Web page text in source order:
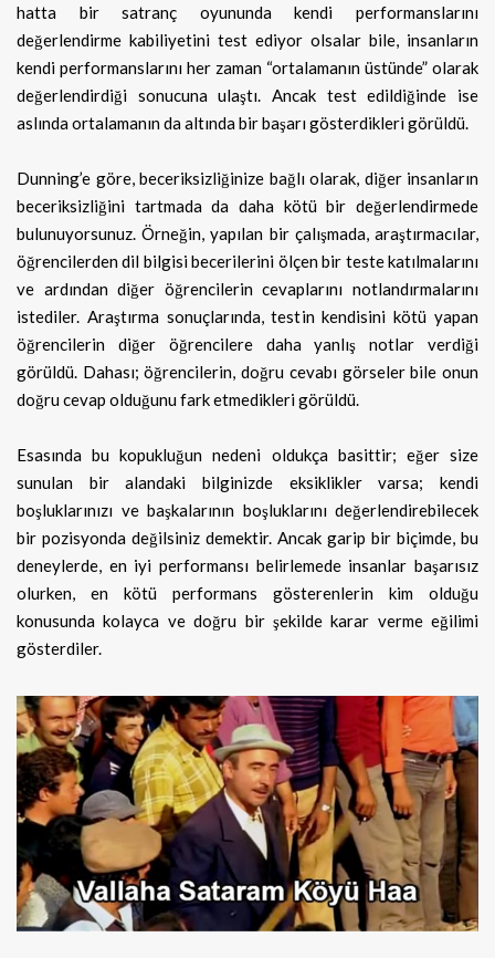
hatta bir satranç oyununda kendi performanslarını
değerlendirme kabiliyetini test ediyor olsalar bile, insanların
kendi performanslarını her zaman “ortalamanın üstünde” olarak
değerlendirdiği sonucuna ulaştı. Ancak test edildiğinde ise
aslında ortalamanın da altında bir başarı gösterdikleri görüldü.
Dunning’e göre, beceriksizliğinize bağlı olarak, diğer insanların
beceriksizliğini tartmada da daha kötü bir değerlendirmede
bulunuyorsunuz. Örneğin, yapılan bir çalışmada, araştırmacılar,
öğrencilerden dil bilgisi becerilerini ölçen bir teste katılmalarını
ve ardından diğer öğrencilerin cevaplarını notlandırmalarını
istediler. Araştırma sonuçlarında, testin kendisini kötü yapan
öğrencilerin diğer öğrencilere daha yanlış notlar verdiği
görüldü. Dahası; öğrencilerin, doğru cevabı görseler bile onun
doğru cevap olduğunu fark etmedikleri görüldü.
Esasında bu kopukluğun nedeni oldukça basittir; eğer size
sunulan bir alandaki bilginizde eksiklikler varsa; kendi
boşluklarınızı ve başkalarının boşluklarını değerlendirebilecek
bir pozisyonda değilsiniz demektir. Ancak garip bir biçimde, bu
deneylerde, en iyi performansı belirlemede insanlar başarısız
olurken, en kötü performans gösterenlerin kim olduğu
konusunda kolayca ve doğru bir şekilde karar verme eğilimi
gösterdiler.